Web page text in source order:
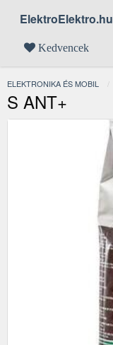
ElektroElektro.hu
Kedvencek
ELEKTRONIKA ÉS MOBIL
S ANT+